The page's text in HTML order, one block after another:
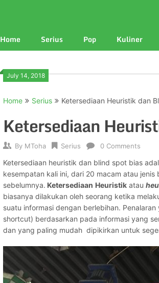
Home Serius Pop Kuliner
July 14, 2018
Home Serius Ketersediaan Heuristik dan
Ketersediaan
By MToha Serius 0 Comments
Ketersediaan heuristik dan blind spot bias
kesempatan kali ini, dari 20 macam atau
sebelumnya. Ketersediaan Heuristik atau
biasanya dilakukan oleh seorang ketika
suatu informasi dengan berlebihan.
shortcut) berdasarkan pada informasi yang
dan yang paling mudah dipikirkan untuk